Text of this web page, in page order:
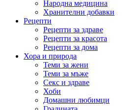
Народна медицина
Хранителни добавки
Рецепти
Рецепти за здраве
Рецепти за красота
Рецепти за дома
Хора и природа
Теми за жени
Теми за мъже
Секс и здраве
Хоби
Домашни любимци